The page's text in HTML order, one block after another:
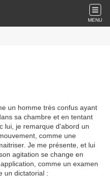
MENU
un homme très confus ayant
sa chambre et en tentant
lui, je remarque d'abord un
comme une
Je me présente, et lui
agitation se change en
comme un examen
un dictatorial :